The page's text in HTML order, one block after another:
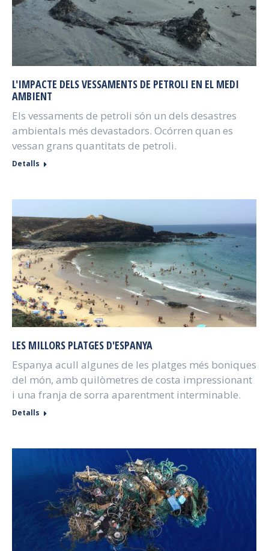
L'IMPACTE DELS VESSAMENTS DE PETROLI EN EL MEDI
AMBIENT
Els vessaments de petroli són un dels desastres
ambientals més devastadors. Ocórren quan es
vessan grans quantitats de petroli.
Detalls
LES MILLORS PLATGES D'ESPANYA
Espanya acull algunes de les platges més boniques
del món, amb quilòmetres de costa impressionant
i una franja de sorra aparentment interminable.
Detalls